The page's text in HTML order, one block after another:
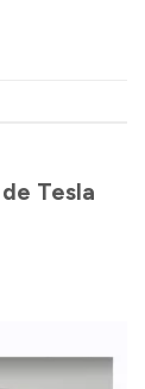
Tesla